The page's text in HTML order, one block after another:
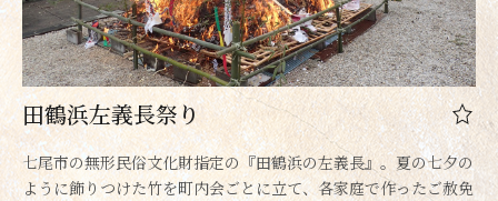
田鶴浜左義長祭り
七尾市の無形民俗文化財指定の『田鶴浜の左義長』。夏の七夕の
ように飾りつけた竹を町内会ごとに立て、各家庭で作ったご赦免